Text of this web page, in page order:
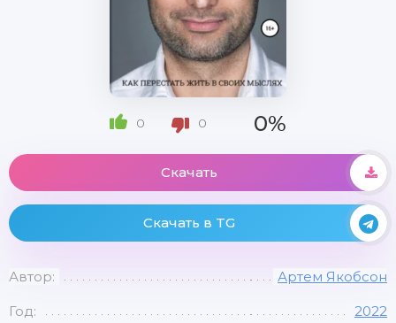
0 0 0%
Скачать
Скачать в TG
Автор: Артем Якобсон
Год: 2022